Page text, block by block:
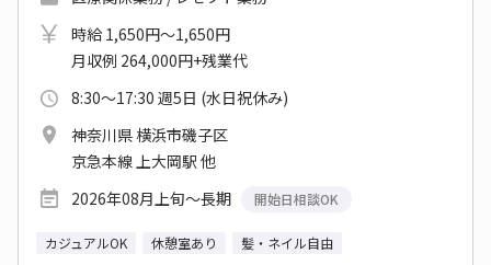
時給 1,650円～1,650円
月収例 264,000円+残業代
8:30～17:30 週5日 (水日祝休み)
神奈川県 横浜市磯子区
京急本線 上大岡駅 他
2026年08月上旬～長期
開始日相談OK
カジュアルOK 休憩室あり 髪・ネイル自由